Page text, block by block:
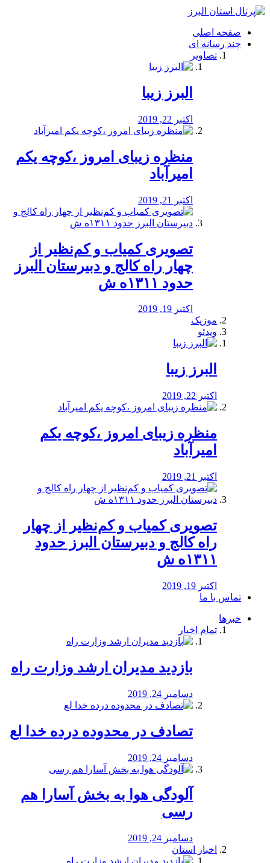
فصد
شرق
تهران
خشکشویی
صفحه اصلی
چند رسانه ای
تصاویر
البرز زیبا
اکتبر 22, 2019
منظره‌‌ زیبای امروز ،کوچه یکم
امیرآباد
اکتبر 21, 2019
️تصویری کمیاب و کم‌نظیر از
چهار راه كالج و دبيرستان البرز
حدود ۱۳۱۱ه ش
اکتبر 19, 2019
موزیک
ویدئو
البرز زیبا
اکتبر 22, 2019
منظره‌‌ زیبای امروز ،کوچه یکم
امیرآباد
اکتبر 21, 2019
️تصویری کمیاب و کم‌نظیر از چهار
راه كالج و دبيرستان البرز حدود
۱۳۱۱ه ش
اکتبر 19, 2019
تماس با ما
خبرها
تمام اخبار
بازدید مدیران ارشد وزارت راه
دسامبر 24, 2019
تصادف در محدوده درده خدا لع
دسامبر 24, 2019
آلودگی هوا به بخش آسارا هم
رسی
دسامبر 24, 2019
اخبار استان